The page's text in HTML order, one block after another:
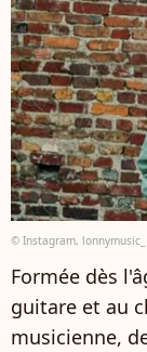
© Instagram, lonnymusic_
Formée dès
guitare et au
musicienne,